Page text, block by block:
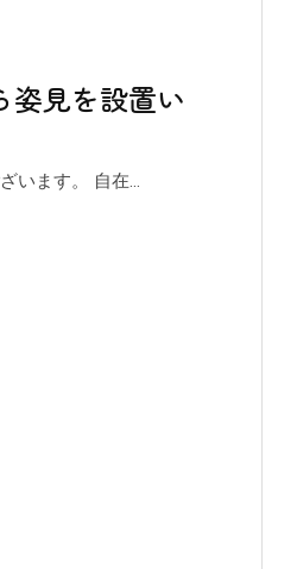
姿見を設置い
います。 自在...